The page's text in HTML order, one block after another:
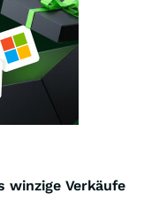
winzige Verkäufe